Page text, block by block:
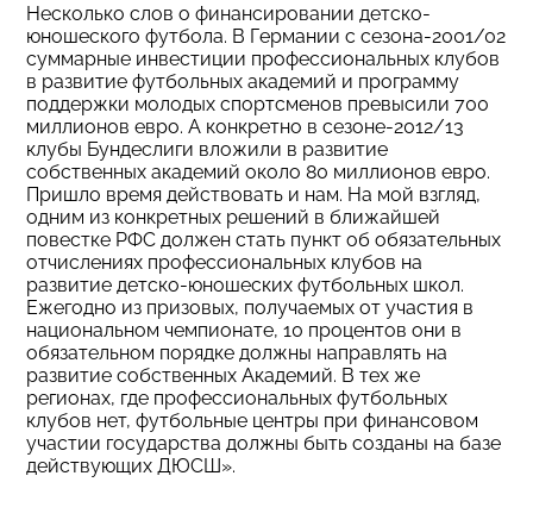
Несколько слов о финансировании детско-
юношеского футбола. В Германии с сезона-2001/02
суммарные инвестиции профессиональных клубов
в развитие футбольных академий и программу
поддержки молодых спортсменов превысили 700
миллионов евро. А конкретно в сезоне-2012/13
клубы Бундеслиги вложили в развитие
собственных академий около 80 миллионов евро.
Пришло время действовать и нам. На мой взгляд,
одним из конкретных решений в ближайшей
повестке РФС должен стать пункт об обязательных
отчислениях профессиональных клубов на
развитие детско-юношеских футбольных школ.
Ежегодно из призовых, получаемых от участия в
национальном чемпионате, 10 процентов они в
обязательном порядке должны направлять на
развитие собственных Академий. В тех же
регионах, где профессиональных футбольных
клубов нет, футбольные центры при финансовом
участии государства должны быть созданы на базе
действующих ДЮСШ».